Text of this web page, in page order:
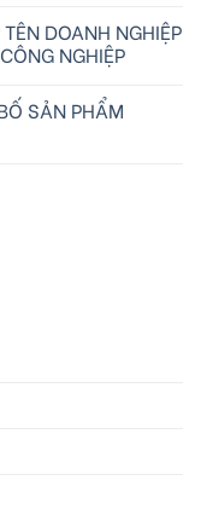
DOANH NGHIỆP
NGHIỆP
SẢN PHẨM